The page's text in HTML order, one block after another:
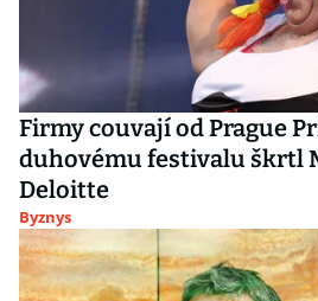
Firmy couvají od Prague
duhovému festivalu škrtl
Deloitte
Byznys